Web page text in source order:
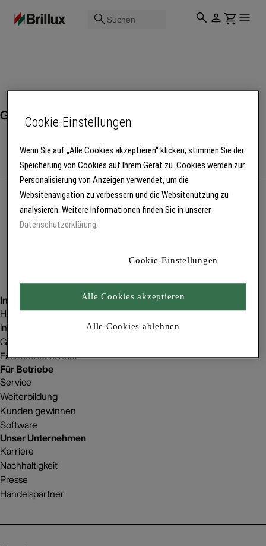
Suchen
Geschäftsausstattung
Mehr Produkte laden
Inspiration
Homestorys
Innenraumgestaltung
Gebäudeprojekte
Fachbetriebsfinder
Für Betriebe
Service
Weiterbildung
Kunden gewinnen
Software
Unser Unternehmen
Karriere
Nachhaltigkeit
Presse
Handelspartner
Cookie-Einstellungen
Wenn Sie auf „Alle Cookies akzeptieren“ klicken, stimmen Sie der
Speicherung von Cookies auf Ihrem Gerät zu. Cookies werden zur
Personalisierung von Anzeigen verwendet, um die
Websitenavigation zu verbessern und die Websitenutzung zu
analysieren. Weitere Informationen finden Sie in unserer
Datenschutzerklärung.
Cookie-Einstellungen
Alle Cookies ablehnen
Alle Cookies akzeptieren